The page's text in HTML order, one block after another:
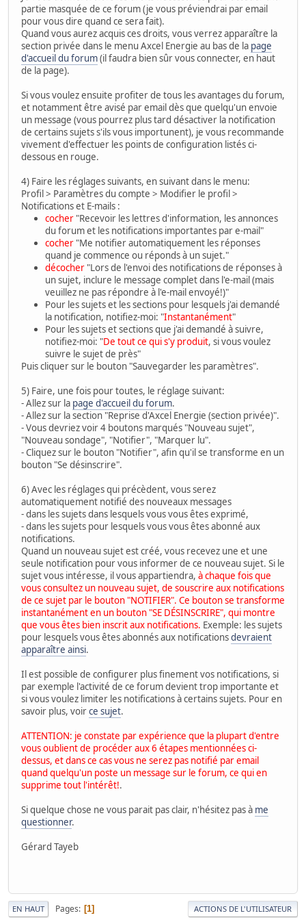
partie masquée de ce forum (je vous préviendrai par email
pour vous dire quand ce sera fait).
Quand vous aurez acquis ces droits, vous verrez apparaître la
section privée dans le menu Axcel Energie au bas de la page
d'accueil du forum(il faudra bien sûr vous connecter, en haut
de la page).
Si vous voulez ensuite profiter de tous les avantages du forum,
et notamment être avisé par email dès que quelqu'un envoie
un message (vous pourrez plus tard désactiver la notification
de certains sujets s'ils vous importunent), je vous recommande
vivement d'effectuer les points de configuration listés ci-
dessous en rouge.
4) Faire les réglages suivants, en suivant dans le menu:
Profil > Paramètres du compte > Modifier le profil >
Notifications et E-mails :
cocher "Recevoir les lettres d'information, les annonces
du forum et les notifications importantes par e-mail"
cocher "Me notifier automatiquement les réponses
quand je commence ou réponds à un sujet."
décocher "Lors de l'envoi des notifications de réponses à
un sujet, inclure le message complet dans l'e-mail (mais
veuillez ne pas répondre à l'e-mail envoyé!)"
Pour les sujets et les sections pour lesquels j'ai demandé
la notification, notifiez-moi: "Instantanément"
Pour les sujets et sections que j'ai demandé à suivre,
notifiez-moi: "De tout ce qui s'y produit, si vous voulez
suivre le sujet de près"
Puis cliquer sur le bouton "Sauvegarder les paramètres".
5) Faire, une fois pour toutes, le réglage suivant:
- Allez sur la page d'accueil du forum.
- Allez sur la section "Reprise d'Axcel Energie (section privée)".
- Vous devriez voir 4 boutons marqués "Nouveau sujet",
"Nouveau sondage", "Notifier", "Marquer lu".
- Cliquez sur le bouton "Notifier", afin qu'il se transforme en un
bouton "Se désinscrire".
6) Avec les réglages qui précèdent, vous serez
automatiquement notifié des nouveaux messages
- dans les sujets dans lesquels vous vous êtes exprimé,
- dans les sujets pour lesquels vous vous êtes abonné aux
notifications.
Quand un nouveau sujet est créé, vous recevez une et une
seule notification pour vous informer de ce nouveau sujet. Si le
sujet vous intéresse, il vous appartiendra, à chaque fois que
vous consultez un nouveau sujet, de souscrire aux notifications
de ce sujet par le bouton "NOTIFIER". Ce bouton se transforme
instantanément en un bouton "SE DÉSINSCRIRE", qui montre
que vous êtes bien inscrit aux notifications. Exemple: les sujets
pour lesquels vous êtes abonnés aux notificationsdevraient
apparaître ainsi.
Il est possible de configurer plus finement vos notifications, si
par exemple l'activité de ce forum devient trop importante et
si vous voulez limiter les notifications à certains sujets. Pour en
savoir plus, voirce sujet.
ATTENTION: je constate par expérience que la plupart d'entre
vous oublient de procéder aux 6 étapes mentionnées ci-
dessus, et dans ce cas vous ne serez pas notifié par email
quand quelqu'un poste un message sur le forum, ce qui en
supprime tout l'intérêt!.
Si quelque chose ne vous parait pas clair, n'hésitez pas à me
questionner.
Gérard Tayeb
EN HAUT Pages 1 ACTIONS DE L'UTILISATEUR